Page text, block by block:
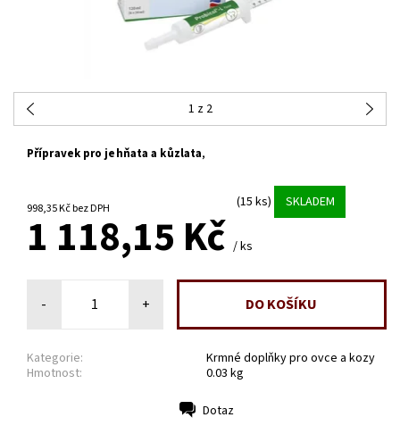
1 z 2
Přípravek pro jehňata a kůzlata,
998,35 Kč bez DPH (15 ks) SKLADEM
1 118,15 Kč / ks
- +
Kategorie:
Krmné doplňky pro ovce a kozy
Hmotnost:
0.03 kg
Dotaz